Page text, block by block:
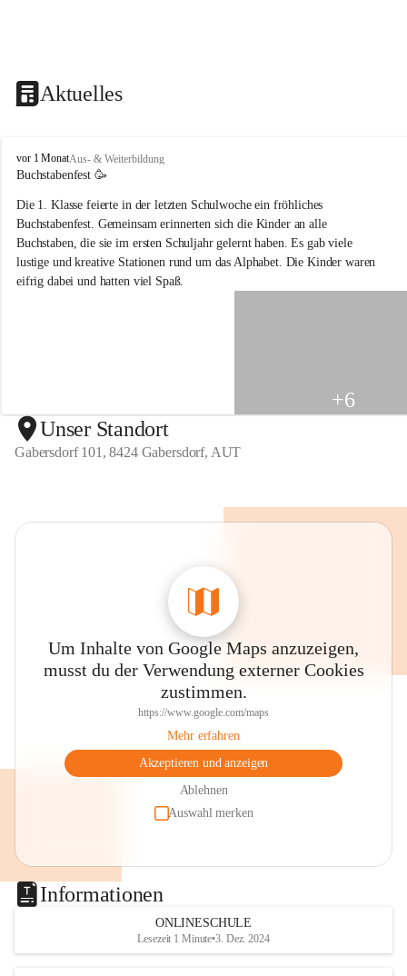
Aktuelles
V
o
k
s
s
c
h
u
s
d
o
vor 1 MonatAus- & Weiterbildung
Buchstabenfest 🥳
Die 1. Klasse feierte in der letzten Schulwoche ein fröhliches
Buchstabenfest. Gemeinsam erinnerten sich die Kinder an alle
Buchstaben, die sie im ersten Schuljahr gelernt haben. Es gab viele
lustige und kreative Stationen rund um das Alphabet. Die Kinder waren
eifrig dabei und hatten viel Spaß.
+6
Unser Standort
Gabersdorf 101, 8424 Gabersdorf, AUT
Um Inhalte von Google Maps anzuzeigen,
musst du der Verwendung externer Cookies
zustimmen.
https://www.google.com/maps
Mehr erfahren
Akzeptieren und anzeigen
Ablehnen
Auswahl merken
Informationen
ONLINESCHULE
Lesezeit 1 Minute•3. Dez. 2024